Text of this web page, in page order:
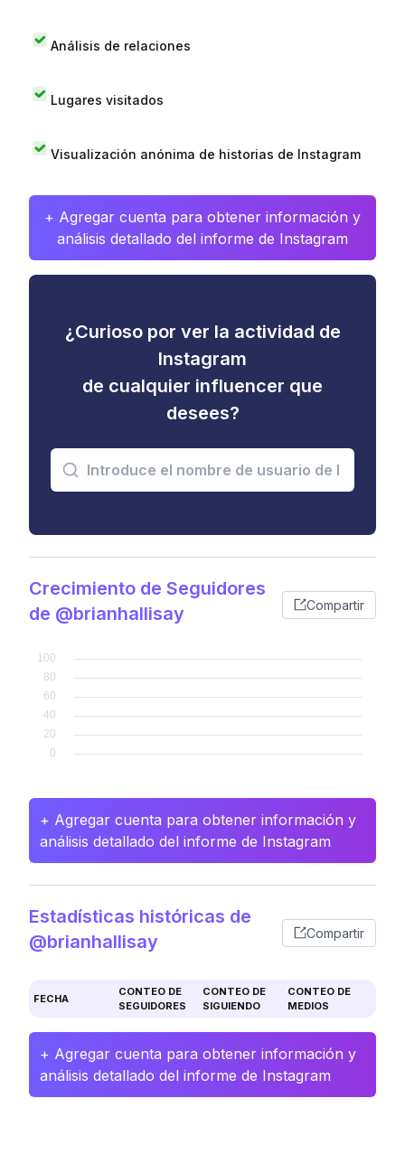
Análisis de relaciones
Lugares visitados
Visualización anónima de historias de Instagram
+ Agregar cuenta para obtener información y
análisis detallado del informe de Instagram
¿Curioso por ver la actividad de
Instagram
de cualquier influencer que
desees?
Crecimiento de Seguidores
de @brianhallisay
Compartir
+ Agregar cuenta para obtener información y
análisis detallado del informe de Instagram
Estadísticas históricas de
@brianhallisay
Compartir
FECHA
CONTEO DE
SEGUIDORES
CONTEO DE
SIGUIENDO
CONTEO DE
MEDIOS
+ Agregar cuenta para obtener información y
análisis detallado del informe de Instagram